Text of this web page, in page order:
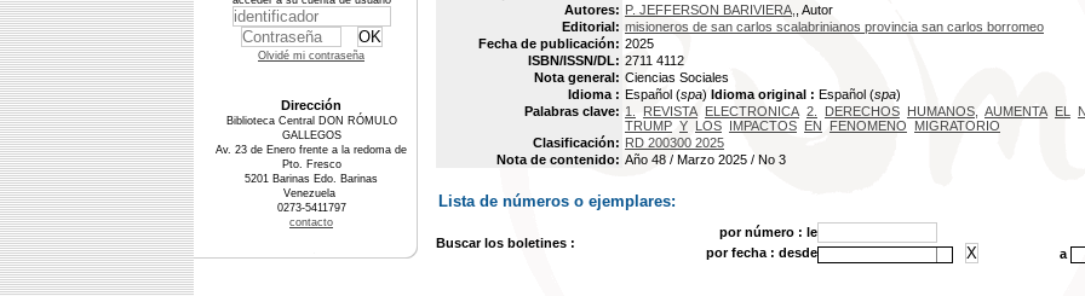
Autores: P. JEFFERSON BARIVIERA,
, Autor
Editorial: misioneros de san carlos scalabrinianos provincia san carlos borromeo
Fecha de publicación: 2025
ISBN/ISSN/DL: 2711 4112
Nota general: Ciencias Sociales
Idioma : Español (spa) Idioma original : Español (spa)
Palabras clave: 1. REVISTA ELECTRONICA 2. DERECHOS HUMANOS, AUMENTA EL
TRUMP Y LOS IMPACTOS EN FENOMENO
MIGRATORIO
Clasificación: RD 200300 2025
Nota de contenido: Año 48 / Marzo 2025 / No 3
Lista de números o ejemplares:
Buscar los boletines :
por número : le
por fecha : desde
a
Olvidé mi contraseña
Dirección
Biblioteca Central DON RÓMULO
GALLEGOS
Av. 23 de Enero frente a la redoma de
Pto. Fresco
5201 Barinas Edo. Barinas
Venezuela
0273-5411797
contacto